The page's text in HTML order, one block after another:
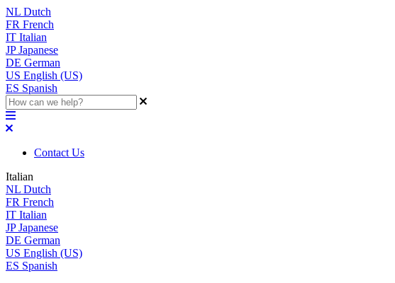
NL Dutch
FR French
IT Italian
JP Japanese
DE German
US English (US)
ES Spanish
Contact Us
Italian
NL Dutch
FR French
IT Italian
JP Japanese
DE German
US English (US)
ES Spanish